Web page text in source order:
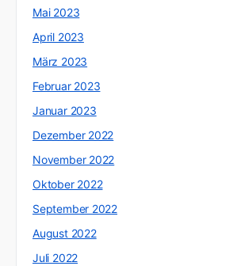
Mai 2023
April 2023
März 2023
Februar 2023
Januar 2023
Dezember 2022
November 2022
Oktober 2022
September 2022
August 2022
Juli 2022